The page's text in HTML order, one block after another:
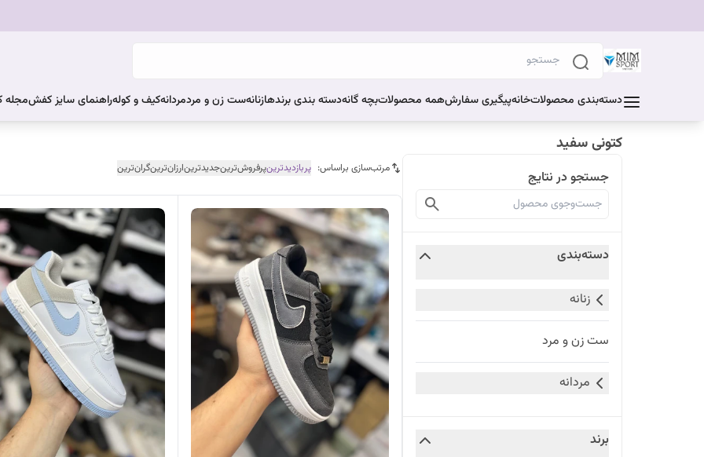
دسته‌بندی محصولاتخانهپیگیری سفارشهمه محصولاتبچه گانهدسته بندی برندهازنانهست زن و مردمردانهکیف و کولهراهنمای سایز کفش
کتونی سفید
جستجو در نتایج
دسته‌بندی
زنانه
ست زن و مرد
مردانه
برند
مرتب‌سازی براساس: پربازدیدترینپرفروش‌ترینجدیدترینارزان‌ترینگران‌ترین